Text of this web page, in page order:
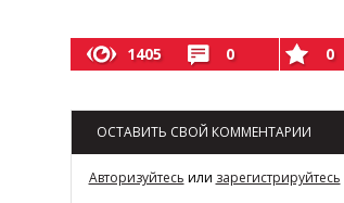
1405 0 0
ОСТАВИТЬ СВОЙ КОММЕНТАРИИ
Авторизуйтесь или зарегистрируйтесь